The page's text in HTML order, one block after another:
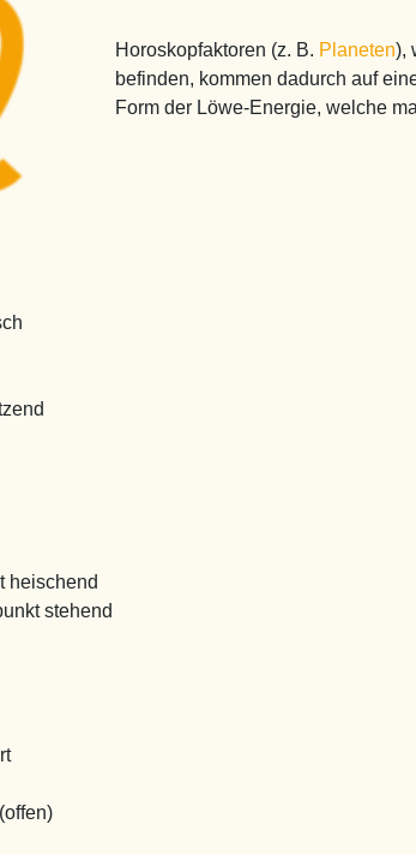
Horoskopfaktoren (z. B. Planeten),
befinden, kommen dadurch auf
Form der Löwe-Energie, welche
heischend
stehend